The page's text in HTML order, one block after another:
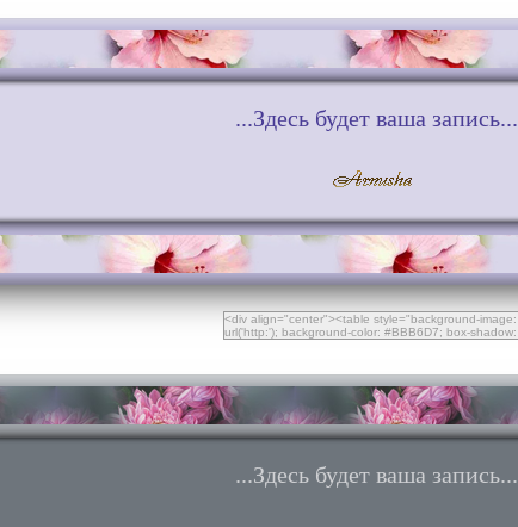
...Здесь будет ваша запись...
...Здесь будет ваша запись...